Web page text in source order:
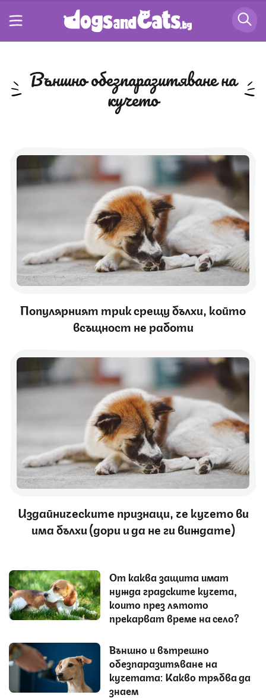
външно обезпаразитяване на
кучето
Популярният трик срещу бълхи, който
всъщност не работи
Издайническите признаци, че кучето ви
има бълхи (дори и да не ги виждате)
От каква защита имат
нужда градските кучета,
които през лятото
прекарват време на село?
Външно и вътрешно
обезпаразитяване на
кучетата: Какво трябва да
знаем